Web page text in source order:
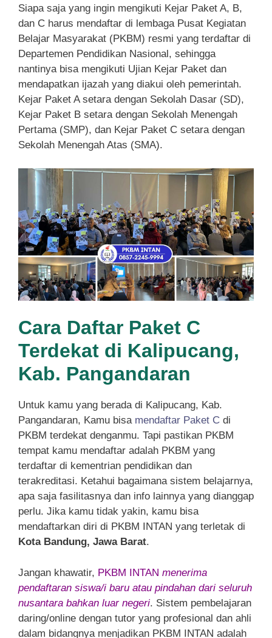
Siapa saja yang ingin mengikuti Kejar Paket A, B,
dan C harus mendaftar di lembaga Pusat Kegiatan
Belajar Masyarakat (PKBM) resmi yang terdaftar di
Departemen Pendidikan Nasional, sehingga
nantinya bisa mengikuti Ujian Kejar Paket dan
mendapatkan ijazah yang diakui oleh pemerintah.
Kejar Paket A setara dengan Sekolah Dasar (SD),
Kejar Paket B setara dengan Sekolah Menengah
Pertama (SMP), dan Kejar Paket C setara dengan
Sekolah Menengah Atas (SMA).
Cara Daftar Paket C
Terdekat di Kalipucang,
Kab. Pangandaran
Untuk kamu yang berada di Kalipucang, Kab.
Pangandaran, Kamu bisa mendaftar Paket C di
PKBM terdekat denganmu. Tapi pastikan PKBM
tempat kamu mendaftar adalah PKBM yang
terdaftar di kementrian pendidikan dan
terakreditasi. Ketahui bagaimana sistem belajarnya,
apa saja fasilitasnya dan info lainnya yang dianggap
perlu. Jika kamu tidak yakin, kamu bisa
mendaftarkan diri di PKBM INTAN yang terletak di
Kota Bandung, Jawa Barat.
Jangan khawatir, PKBM INTAN menerima
pendaftaran siswa/i baru atau pindahan dari seluruh
nusantara bahkan luar negeri. Sistem pembelajaran
daring/online dengan tutor yang profesional dan ahli
dalam bidangnya menjadikan PKBM INTAN adalah